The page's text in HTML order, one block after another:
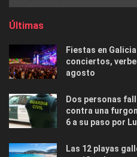
Últimas
Fiestas en
conciertos,
agosto
Dos personas
contra una
6 a su paso por
Las 12 playas